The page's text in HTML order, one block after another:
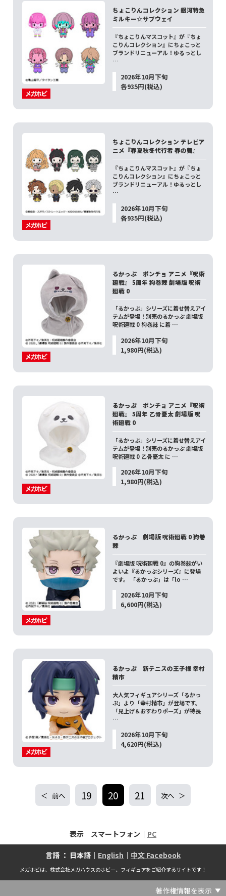
ちょこりんコレクション 銀河特急
ミルキー☆サブウェイ
『ちょこりんマスコット』が『ちょ
こりんコレクション』にちょこっと
ブランドリニューアル！ゆるっとし
…
2026年10月下旬
各935円(税込)
ちょこりんコレクション テレビア
ニメ『春夏秋冬代行者 春の舞』
『ちょこりんマスコット』が『ちょ
こりんコレクション』にちょこっと
ブランドリニューアル！ゆるっとし
…
2026年10月下旬
各935円(税込)
るかっぷ ポンチョ アニメ『呪術
廻戦』 5周年 狗巻棘 劇場版 呪術
廻戦 0
「るかっぷ」シリーズに着せ替えアイ
テムが登場！別売のるかっぷ 劇場版
呪術廻戦 0 狗巻棘 に着 …
2026年10月下旬
1,980円(税込)
るかっぷ ポンチョ アニメ『呪術
廻戦』 5周年 乙骨憂太 劇場版 呪
術廻戦 0
「るかっぷ」シリーズに着せ替えアイ
テムが登場！別売のるかっぷ 劇場版
呪術廻戦 0 乙骨憂太 に …
2026年10月下旬
1,980円(税込)
るかっぷ 劇場版 呪術廻戦 0 狗巻
棘
『劇場版 呪術廻戦 0』の狗巻棘がい
よいよ『るかっぷシリーズ』に登場
です。 「るかっぷ」は「lo …
2026年10月下旬
6,600円(税込)
るかっぷ 新テニスの王子様 幸村
精市
大人気フィギュアシリーズ「るかっ
ぷ」より「幸村精市」が登場です。
「見上げ＆おすわりポーズ」が特長
…
2026年10月下旬
4,620円(税込)
前へ 19 20 21 次へ
表示 スマートフォン｜ PC
言語 ： 日本語｜ English ｜ 中文 Facebook
メガホビは、株式会社メガハウスのホビー、フィギュアをご紹介するサイトです！
著作権情報を表示